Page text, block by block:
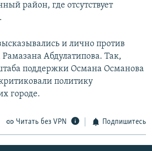
район, где отсутствует
и лично против
Рамазана Абдулатипова. Так,
поддержки Османа Османова
политику
городе.
Читать без VPN Подпишитесь